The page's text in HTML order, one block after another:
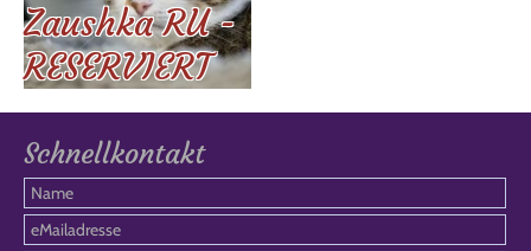
Zaushka RU -
RESERVIERT
Schnellkontakt